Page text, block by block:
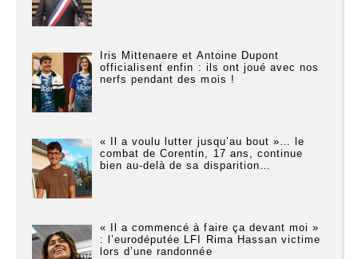
Iris Mittenaere et Antoine Dupont
officialisent enfin : ils ont joué avec nos
nerfs pendant des mois !
« Il a voulu lutter jusqu’au bout »… le
combat de Corentin, 17 ans, continue
bien au-delà de sa disparition…
« Il a commencé à faire ça devant moi »
: l’eurodéputée LFI Rima Hassan victime
lors d’une randonnée